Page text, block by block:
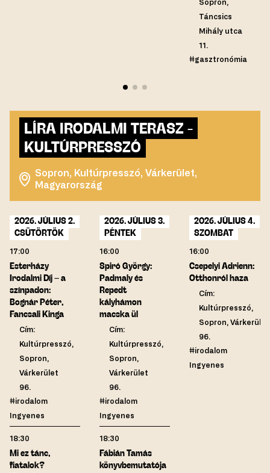
Sopron,
Táncsics
Mihály utca
11.
#gasztronómia
LÍRA IRODALMI TERASZ -
KULTÚRPRESSZÓ
Sopron, Kultúrpresszó, Várkerület,
Magyarország
2026. JÚLIUS 2.
CSÜTÖRTÖK
17:00
Esterházy
Irodalmi Díj – a
színpadon:
Bognár Péter,
Fancsali Kinga
Cím:
Kultúrpresszó,
Sopron,
Várkerület
96.
#irodalom
Ingyenes
18:30
Mi ez tánc,
fiatalok?
2026. JÚLIUS 3.
PÉNTEK
16:00
Spiró György:
Padmaly és
Repedt
kályhámon
macska ül
Cím:
Kultúrpresszó,
Sopron,
Várkerület
96.
#irodalom
Ingyenes
18:30
Fábián Tamás
könyvbemutatója
2026. JÚLIUS 4.
SZOMBAT
16:00
Csepelyi Adrienn:
Otthonról haza
Cím:
Kultúrpresszó,
Sopron, Várkerület
96.
#irodalom
Ingyenes